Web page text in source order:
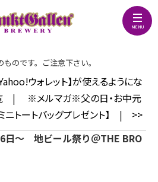
のです。ご注意下さい。
ウォレット】が使えるようにな
|
※メルマガ※父の日・お中元
トートバッグプレゼント】 | >>
日～ 地ビール祭り＠THE BRO